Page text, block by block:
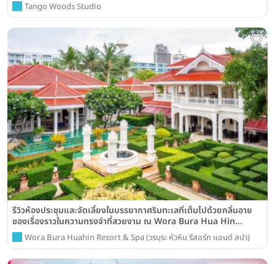
Tango Woods Studio
รีวิวห้องประชุมและจัดเลี้ยงในบรรยากาศริมทะเลที่เต็มไปด้วยกลิ่นอาย
ของเรื่องราวในความทรงจำที่สวยงาม ณ Wora Bura Hua Hin
Resort & Spa
Wora Bura Huahin Resort & Spa (วรบุระ หัวหิน รีสอร์ท แอนด์ สปา)